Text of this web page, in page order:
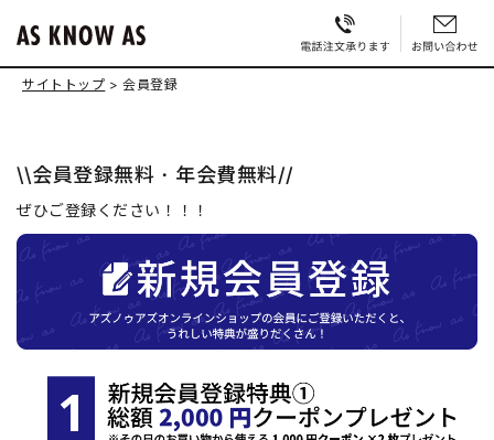
サイトトップ 会員登録
\\会員登録無料・年会費無料//
ぜひご登録ください！！！